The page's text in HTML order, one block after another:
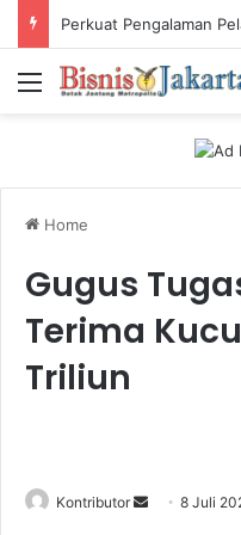
Menu
Home
Gugus
Terima
Triliun
Kontributor 8 Juli